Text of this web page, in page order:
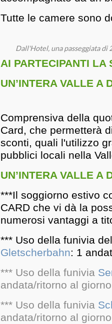
Tutte le camere sono
Dall'Hotel, una passeggiata di
AI PARTECIPANTI
UN’INTERA VALLE A
Comprensiva della
Card, che permetterà
sconti, quali l'utilizzo
pubblici locali nella
UN’INTERA VALLE A
***Il soggiorno estivo
CARD che vi dà la
numerosi vantaggi a
*** Uso della funivia
Gletscherbahn: 1
*** Uso della funivia
andata/ritorno al giorno
*** Uso della funivia
andata/ritorno al giorno